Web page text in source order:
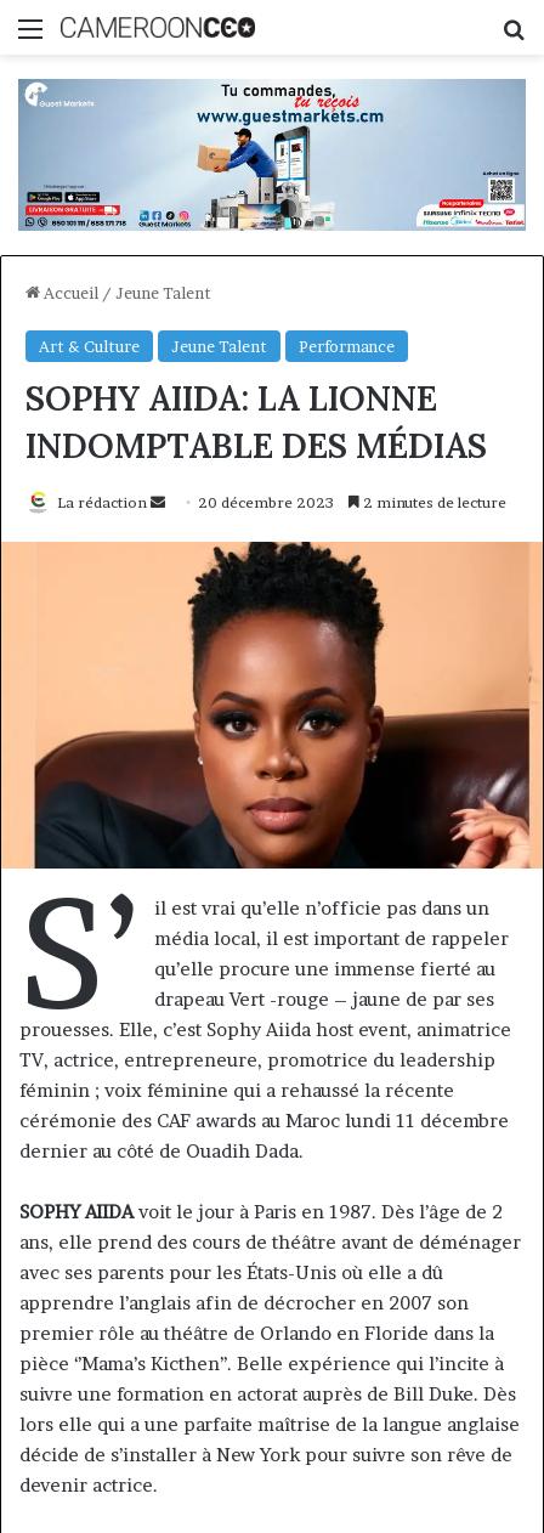
Menu
Accueil / Jeune Talent
Art & Culture Jeune Talent Performance
SOPHY AIIDA: LA LIONNE
INDOMPTABLE DES MÉDIAS
La rédaction
Envoyer
courriel
20 décembre 2023 2 minutes de lecture
S’
il est vrai qu’elle n’officie pas dans un
média local, il est important de rappeler
qu’elle procure une immense fierté au
drapeau Vert -rouge – jaune de par ses
prouesses. Elle, c’est Sophy Aiida host event, animatrice
TV, actrice, entrepreneure, promotrice du leadership
féminin ; voix féminine qui a rehaussé la récente
cérémonie des CAF awards au Maroc lundi 11 décembre
dernier au côté de Ouadih Dada.
SOPHY AIIDAvoit le jour à Paris en 1987. Dès l’âge de 2
ans, elle prend des cours de théâtre avant de déménager
avec ses parents pour les États-Unis où elle a dû
apprendre l’anglais afin de décrocher en 2007 son
premier rôle au théâtre de Orlando en Floride dans la
pièce ‘’Mama’s Kicthen’’. Belle expérience qui l’incite à
suivre une formation en actorat auprès de Bill Duke. Dès
lors elle qui a une parfaite maîtrise de la langue anglaise
décide de s’installer à New York pour suivre son rêve de
devenir actrice.